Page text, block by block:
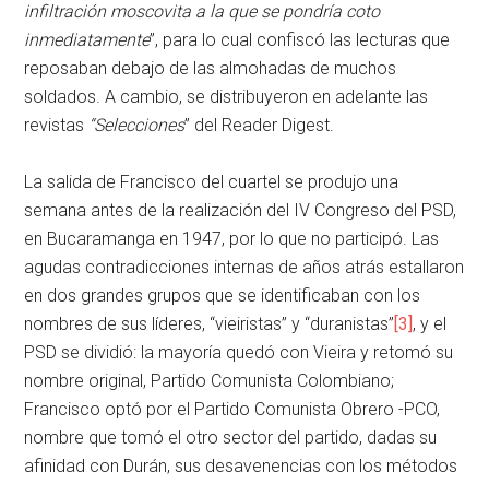
infiltración moscovita a la que se pondría coto
inmediatamente”, para lo cual confiscó las lecturas que
reposaban debajo de las almohadas de muchos
soldados. A cambio, se distribuyeron en adelante las
revistas “Selecciones” del Reader Digest.
La salida de Francisco del cuartel se produjo una
semana antes de la realización del IV Congreso del PSD,
en Bucaramanga en 1947, por lo que no participó. Las
agudas contradicciones internas de años atrás estallaron
en dos grandes grupos que se identificaban con los
nombres de sus líderes, “vieiristas” y “duranistas” [3] , y el
PSD se dividió: la mayoría quedó con Vieira y retomó su
nombre original, Partido Comunista Colombiano;
Francisco optó por el Partido Comunista Obrero -PCO,
nombre que tomó el otro sector del partido, dadas su
afinidad con Durán, sus desavenencias con los métodos